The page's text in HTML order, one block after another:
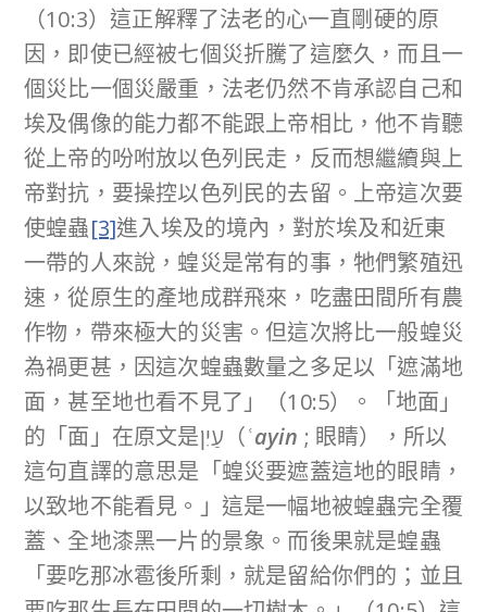
（10:3）這正解釋了法老的心一直剛硬的原
因，即使已經被七個災折騰了這麼久，而且一
個災比一個災嚴重，法老仍然不肯承認自己和
埃及偶像的能力都不能跟上帝相比，他不肯聽
從上帝的吩咐放以色列民走，反而想繼續與上
帝對抗，要操控以色列民的去留。上帝這次要
使蝗蟲[3]進入埃及的境內，對於埃及和近東
一帶的人來說，蝗災是常有的事，牠們繁殖迅
速，從原生的產地成群飛來，吃盡田間所有農
作物，帶來極大的災害。但這次將比一般蝗災
為禍更甚，因這次蝗蟲數量之多足以「遮滿地
面，甚至地也看不見了」（10:5）。「地面」
的「面」在原文是עַיִן（ʿayin ; 眼睛），所以
這句直譯的意思是「蝗災要遮蓋這地的眼睛，
以致地不能看見。」這是一幅地被蝗蟲完全覆
蓋、全地漆黑一片的景象。而後果就是蝗蟲
「要吃那冰雹後所剩，就是留給你們的；並且